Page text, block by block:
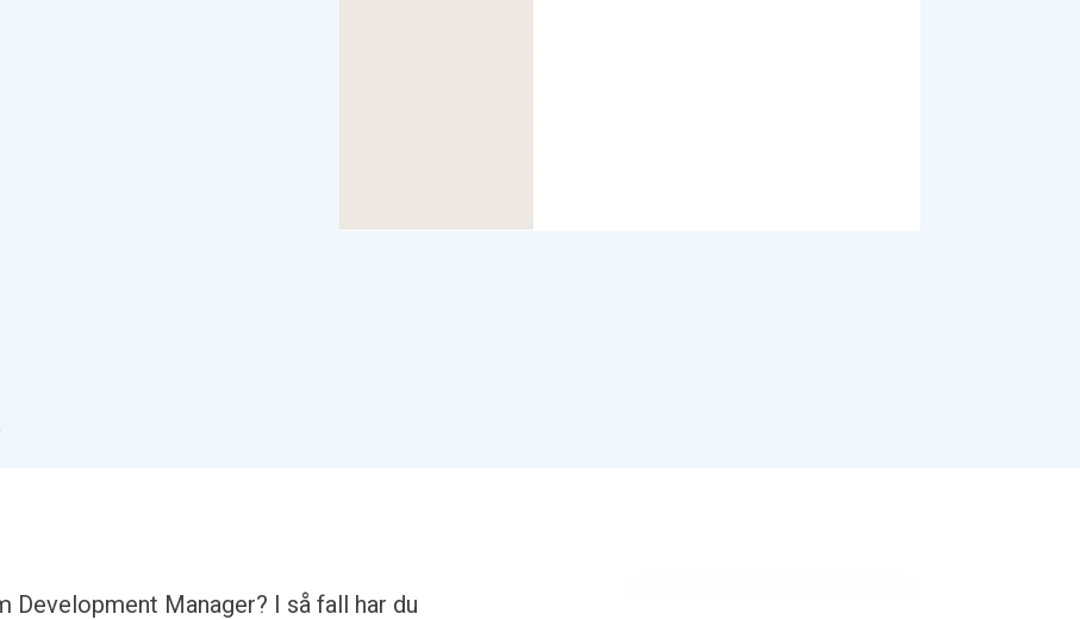
Development Manager? I så fall har du